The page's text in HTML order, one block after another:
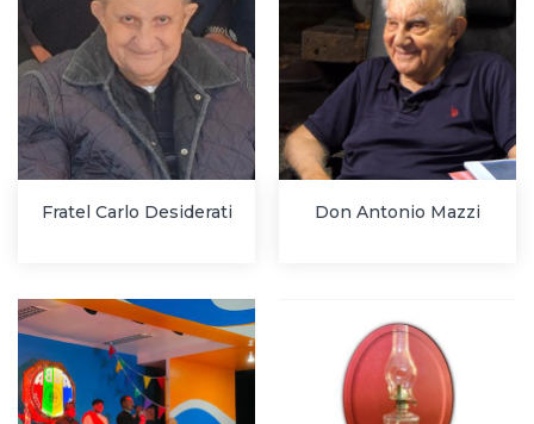
Fratel Carlo Desiderati Don Antonio Mazzi